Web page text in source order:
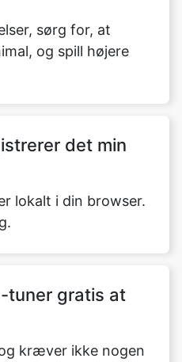
sørg for, at
og spill højere
det min
lokalt i din browser.
tuner gratis at
kræver ikke nogen